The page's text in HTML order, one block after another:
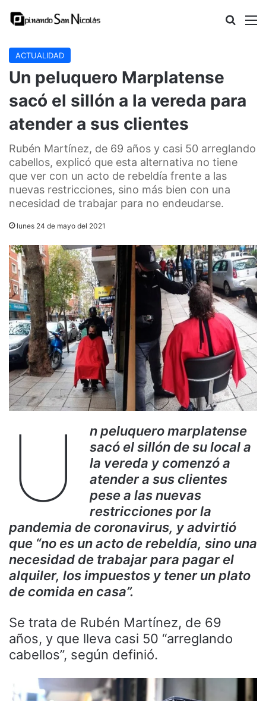
Buscar
ACTUALIDAD
Un peluquero Marplatense
sacó el sillón a la vereda para
atender a sus clientes
Rubén Martínez, de 69 años y casi 50 arreglando
cabellos, explicó que esta alternativa no tiene
que ver con un acto de rebeldía frente a las
nuevas restricciones, sino más bien con una
necesidad de trabajar para no endeudarse.
lunes 24 de mayo del 2021
U
n peluquero marplatense
sacó el sillón de su local a
la vereda y comenzó a
atender a sus clientes
pese a las nuevas
restricciones por la
pandemia de coronavirus, y advirtió
que “no es un acto de rebeldía, sino una
necesidad de trabajar para pagar el
alquiler, los impuestos y tener un plato
de comida en casa”.
Se trata de Rubén Martínez, de 69
años, y que lleva casi 50 “arreglando
cabellos”, según definió.